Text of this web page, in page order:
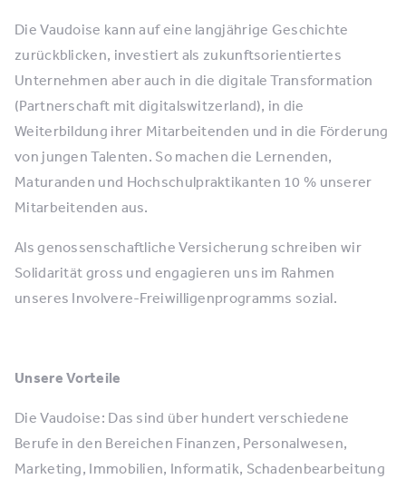
Die Vaudoise kann auf eine langjährige Geschichte
zurückblicken, investiert als zukunftsorientiertes
Unternehmen aber auch in die digitale Transformation
(Partnerschaft mit digitalswitzerland), in die
Weiterbildung ihrer Mitarbeitenden und in die Förderung
von jungen Talenten. So machen die Lernenden,
Maturanden und Hochschulpraktikanten 10 % unserer
Mitarbeitenden aus.
Als genossenschaftliche Versicherung schreiben wir
Solidarität gross und engagieren uns im Rahmen
unseres Involvere-Freiwilligenprogramms sozial.
Unsere Vorteile
Die Vaudoise: Das sind über hundert verschiedene
Berufe in den Bereichen Finanzen, Personalwesen,
Marketing, Immobilien, Informatik, Schadenbearbeitung